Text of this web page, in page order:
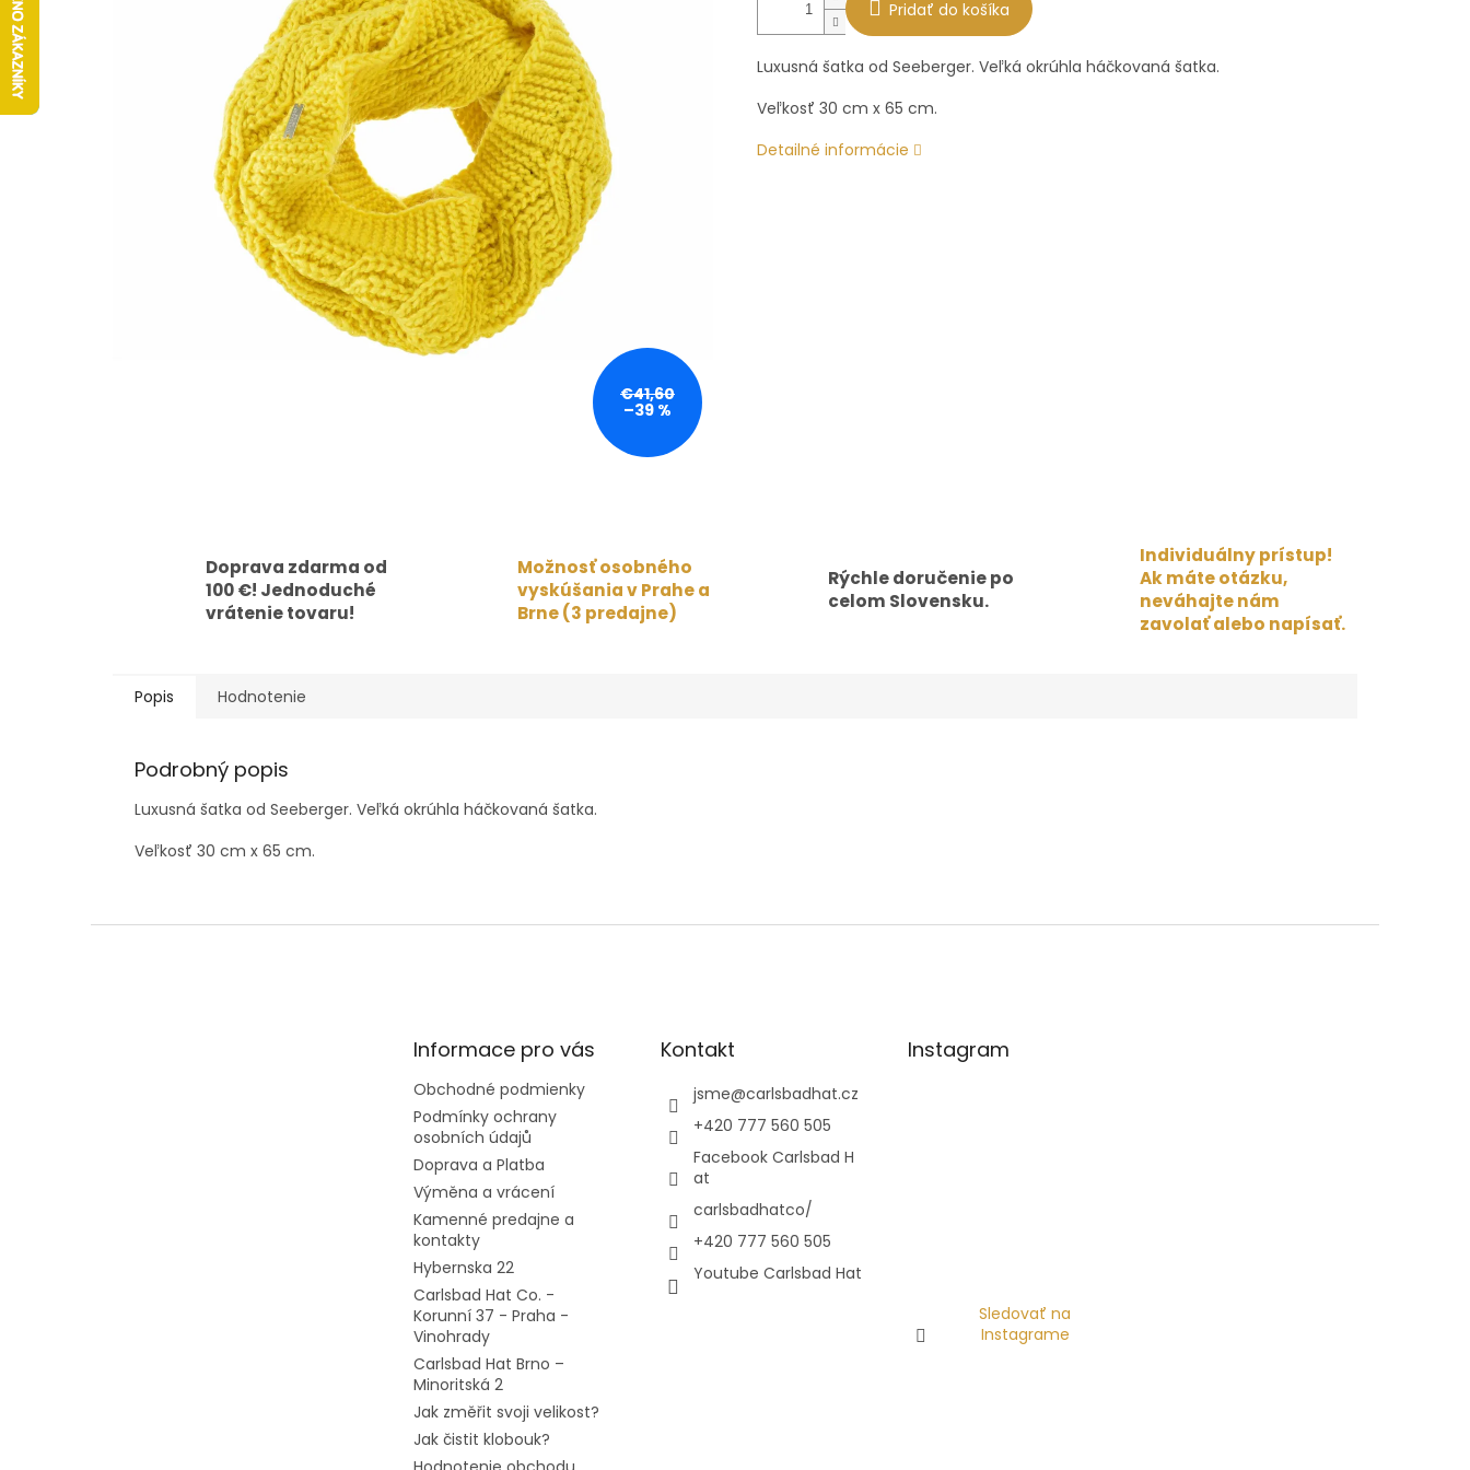
€41,60
–39 %
Pridať do košíka
Luxusná šatka od Seeberger. Veľká okrúhla háčkovaná šatka.
Veľkosť 30 cm x 65 cm.
Detailné informácie
Doprava zdarma od
100 €! Jednoduché
vrátenie tovaru!
Možnosť osobného
vyskúšania v Prahe a
Brne (3 predajne)
Rýchle doručenie po
celom Slovensku.
Individuálny prístup!
Ak máte otázku,
neváhajte nám
zavolať alebo napísať.
Popis Hodnotenie
Podrobný popis
Luxusná šatka od Seeberger. Veľká okrúhla háčkovaná šatka.
Veľkosť 30 cm x 65 cm.
Informace pro vás
Obchodné podmienky
Podmínky ochrany
osobních údajů
Doprava a Platba
Výměna a vrácení
Kamenné predajne a
kontakty
Hybernska 22
Carlsbad Hat Co. -
Korunní 37 - Praha -
Vinohrady
Carlsbad Hat Brno –
Minoritská 2
Jak změřit svoji velikost?
Jak čistit klobouk?
Kontakt
jsme@carlsbadhat.cz
+420 777 560 505
Facebook Carlsbad H
at
carlsbadhatco/
+420 777 560 505
Youtube Carlsbad Hat
Instagram
Sledovať na
Instagrame